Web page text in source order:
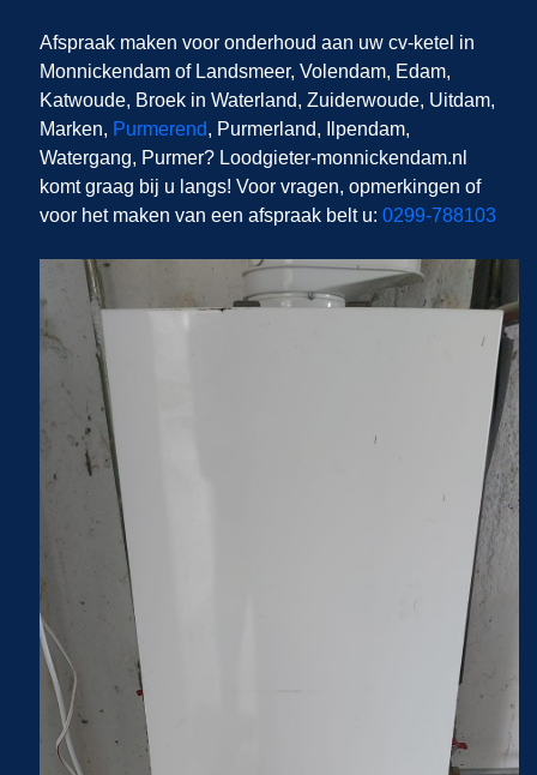
Afspraak maken voor onderhoud aan uw cv-ketel in
Monnickendam of Landsmeer, Volendam, Edam,
Katwoude, Broek in Waterland, Zuiderwoude, Uitdam,
Marken, Purmerend, Purmerland, Ilpendam,
Watergang, Purmer? Loodgieter-monnickendam.nl
komt graag bij u langs! Voor vragen, opmerkingen of
voor het maken van een afspraak belt u: 0299-788103